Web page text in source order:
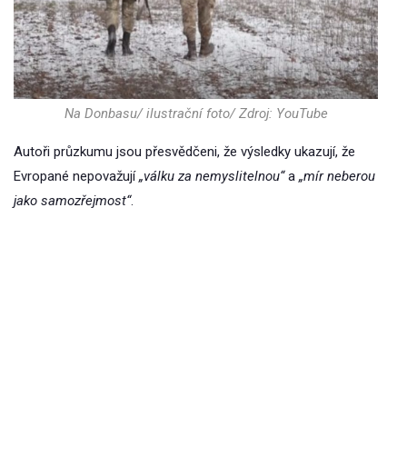
Na Donbasu/ ilustrační foto/ Zdroj: YouTube
Autoři průzkumu jsou přesvědčeni, že výsledky ukazují, že
Evropané nepovažují„válku za nemyslitelnou“a „mír neberou
jako samozřejmost“.